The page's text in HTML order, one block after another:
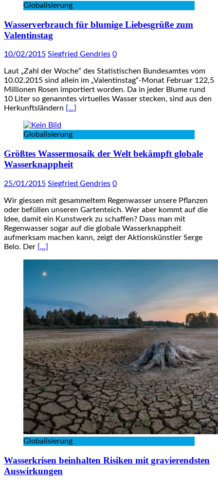
Globalisierung
Wasserverbrauch für blumige Liebesgrüße zum
Valentinstag
10/02/2015 Siegfried Gendries 0
Laut „Zahl der Woche“ des Statistischen Bundesamtes vom
10.02.2015 sind allein im „Valentinstag“-Monat Februar 122,5
Millionen Rosen importiert worden. Da in jeder Blume rund
10 Liter so genanntes virtuelles Wasser stecken, sind aus den
Herkunftsländern […]
Globalisierung
Größtes Wassermosaik der Welt bekämpft globale
Wasserknappheit
25/01/2015 Siegfried Gendries 0
Wir giessen mit gesammeltem Regenwasser unsere Pflanzen
oder befüllen unseren Gartenteich. Wer aber kommt auf die
Idee, damit ein Kunstwerk zu schaffen? Dass man mit
Regenwasser sogar auf die globale Wasserknappheit
aufmerksam machen kann, zeigt der Aktionskünstler Serge
Belo. Der […]
Globalisierung
Wasserkrisen beinhalten Risiken mit gravierendsten
Auswirkungen